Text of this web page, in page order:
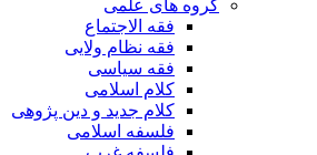
گروه های علمی
فقه الاجتماع
فقه نظام ولایی
فقه سیاسی
کلام اسلامی
کلام جدید و دین پژوهی
فلسفه اسلامی